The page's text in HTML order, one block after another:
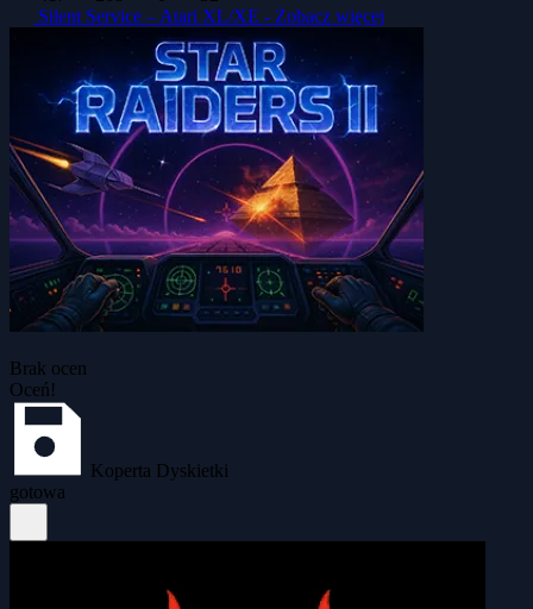
Silent Service – Atari XL/XE - Zobacz więcej
Brak ocen
Oceń!
Koperta Dyskietki
gotowa